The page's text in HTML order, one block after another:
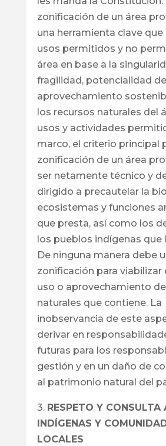
zonificación de un área
una herramienta clave que
usos permitidos y no
área en base a la
fragilidad, potencialidad de
aprovechamiento
los recursos naturales del
usos y actividades
marco, el criterio principal
zonificación de un área
ser netamente técnico y
dirigido a precautelar la
ecosistemas y funciones
que presta, así como los
los pueblos indígenas que
De ninguna manera debe
zonificación para viabilizar
uso o aprovechamiento
naturales que contiene. La
inobservancia de este
derivar en
futuras para los
gestión y en un daño de
al patrimonio natural del
3. RESPETO Y CONSULTA
INDÍGENAS Y
LOCALES